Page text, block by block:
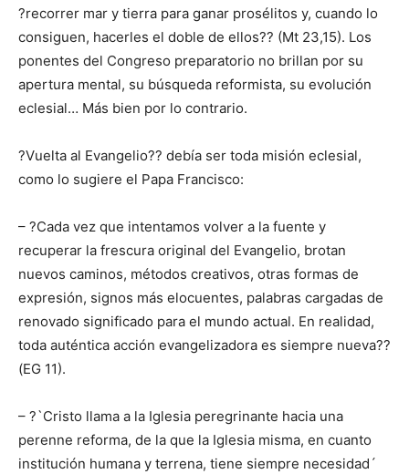
?recorrer mar y tierra para ganar prosélitos y, cuando lo
consiguen, hacerles el doble de ellos?? (Mt 23,15). Los
ponentes del Congreso preparatorio no brillan por su
apertura mental, su búsqueda reformista, su evolución
eclesial… Más bien por lo contrario.
?Vuelta al Evangelio?? debía ser toda misión eclesial,
como lo sugiere el Papa Francisco:
– ?Cada vez que intentamos volver a la fuente y
recuperar la frescura original del Evangelio, brotan
nuevos caminos, métodos creativos, otras formas de
expresión, signos más elocuentes, palabras cargadas de
renovado significado para el mundo actual. En realidad,
toda auténtica acción evangelizadora es siempre nueva??
(EG 11).
– ?`Cristo llama a la Iglesia peregrinante hacia una
perenne reforma, de la que la Iglesia misma, en cuanto
institución humana y terrena, tiene siempre necesidad´